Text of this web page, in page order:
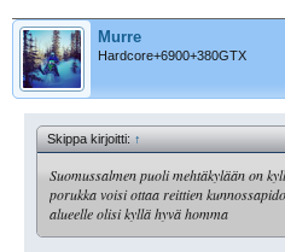
Murre
Hardcore+6900+380GTX
Skippa kirjoitti:↑
Suomussalmen puoli mehtäkylään on
porukka voisi ottaa reittien
alueelle olisi kyllä hyvä homma